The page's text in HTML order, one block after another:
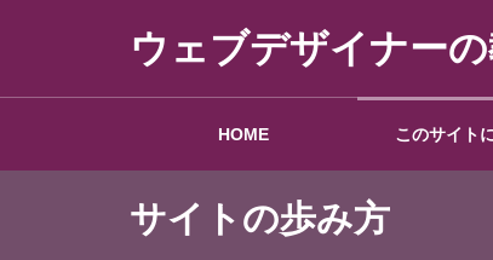
ウェブデザイナー
HOME このサイト
サイトの歩み方